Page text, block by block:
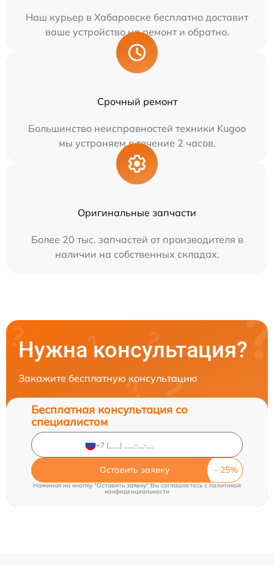
Наш курьер в Хабаровске бесплатно доставит
ваше устройство на ремонт и обратно.
Срочный ремонт
Большинство неисправностей техники Kugoo
мы устраняем в течение 2 часов.
Оригинальные запчасти
Более 20 тыс. запчастей от производителя в
наличии на собственных складах.
Нужна консультация?
Закажите бесплатную консультацию
Бесплатная консультация со
специалистом
Оставить заявку
Нажимая на кнопку "Оставить заявку" Вы соглашаетесь cполитикой
конфиденциальности